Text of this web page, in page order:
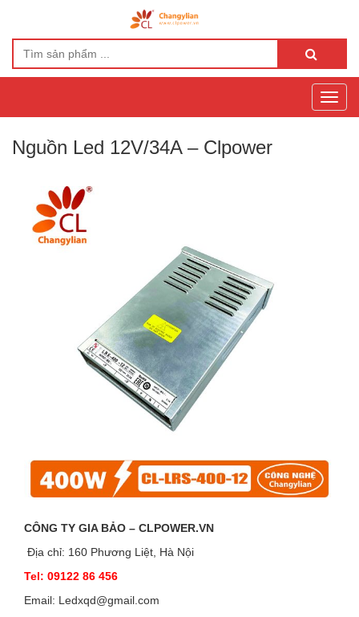
Nguồn Led 12V/34A – Clpower
CÔNG TY GIA BẢO – CLPOWER.VN
Địa chỉ: 160 Phương Liệt, Hà Nội
Tel: 09122 86 456
Email: Ledxqd@gmail.com